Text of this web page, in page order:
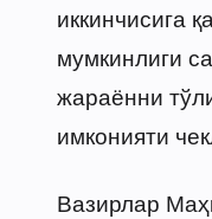
иккинчисига
мумкинлиги
жараённи
имконияти
Вазирлар